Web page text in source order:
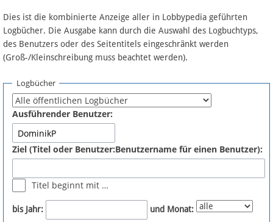
Artikel nach Kategorien
FAQ
Fördermitglied werden
Fehler melden
Newsletter
Dies ist die kombinierte Anzeige aller in Lobbypedia geführten
Logbücher. Die Ausgabe kann durch die Auswahl des Logbuchtyps,
des Benutzers oder des Seitentitels eingeschränkt werden
(Groß-/Kleinschreibung muss beachtet werden).
Logbücher
Ausführender Benutzer:
Ziel (Titel oder Benutzer:Benutzername für einen Benutzer):
Titel beginnt mit …
bis Jahr: und Monat: